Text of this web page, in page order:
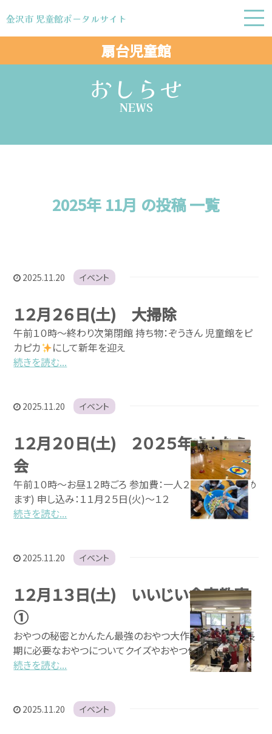
金沢市 児童館ポータルサイト
金沢市 児童館ポータルサイト
おしらせ
NEWS
2025年 11月 の投稿 一覧
2025.11.20 イベント
１２月２６日(土) 大掃除
午前１０時～終わり次第閉館 持ち物：ぞうきん 児童館をピ
カピカ
にして新年を迎え
続きを読む...
2025.11.20 イベント
１２月２０日(土) ２０２５年さよなら
会
午前１０時～お昼１２時ごろ 参加費：一人２００円(当日集め
ます) 申し込み：１１月２５日(火)～１２
続きを読む...
2025.11.20 イベント
１２月１３日(土) いいじい食育教室
①
おやつの秘密とかんたん最強のおやつ大作戦！！ 内容：成長
期に必要なおやつについてクイズやおやつ作りで
続きを読む...
2025.11.20 イベント
扇台児童館